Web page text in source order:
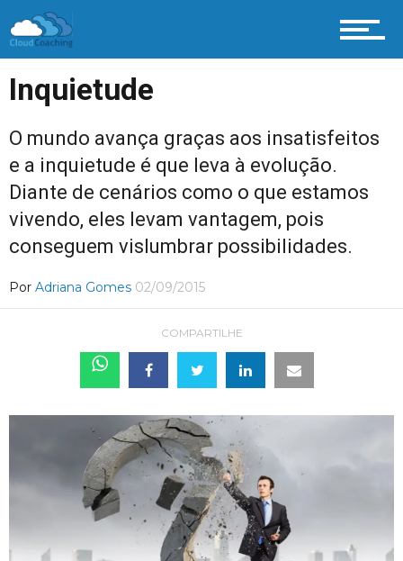
Inquietude
O mundo avança graças aos insatisfeitos
e a inquietude é que leva à evolução.
Diante de cenários como o que estamos
vivendo, eles levam vantagem, pois
conseguem vislumbrar possibilidades.
Por Adriana Gomes 02/09/2015
COMPARTILHE